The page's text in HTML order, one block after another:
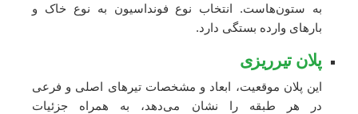
به ستون‌هاست. انتخاب نوع فونداسیون به نوع خاک و
بارهای وارده بستگی دارد.
پلان تیرریزی
این پلان موقعیت، ابعاد و مشخصات تیرهای اصلی و فرعی
در هر طبقه را نشان می‌دهد، به همراه جزئیات